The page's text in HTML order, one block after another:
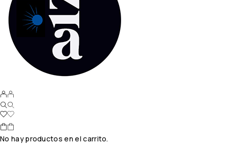
No hay productos en el carrito.